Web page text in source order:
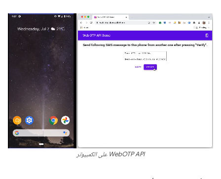
WebOTP API على الكمبيوتر